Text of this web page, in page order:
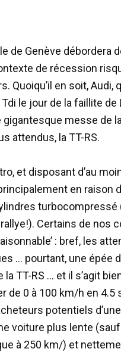
de Genève débordera
de récession
Quoiqu’il en soit, Audi,
le jour de la faillite de
messe de
attendus, la TT-RS.
et disposant d’au
en raison
Certains de nos
: bref, les
… pourtant, une épée
TT-RS … et il s’agit
de 0 à 100 km/h en 4.5
potentiels
voiture plus lente
à 250 km/) et